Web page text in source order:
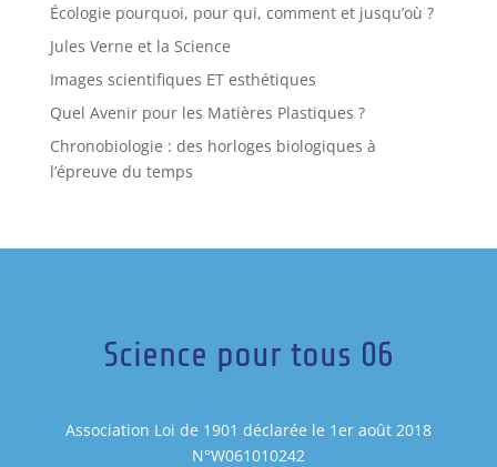
Écologie pourquoi, pour qui, comment et jusqu’où ?
Jules Verne et la Science
Images scientifiques ET esthétiques
Quel Avenir pour les Matières Plastiques ?
Chronobiologie : des horloges biologiques à
l’épreuve du temps
Science pour tous 06
Association Loi de 1901 déclarée le 1er août 2018
N°W061010242